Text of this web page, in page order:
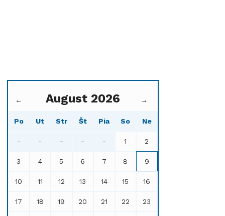
← August 2026 →
Po Ut Str Št Pia So Ne
- - - - - 1 2
3 4 5 6 7 8 9
10 11 12 13 14 15 16
17 18 19 20 21 22 23